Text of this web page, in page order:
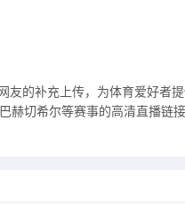
的补充上传，为体育爱好者
切希尔等赛事的高清直播链